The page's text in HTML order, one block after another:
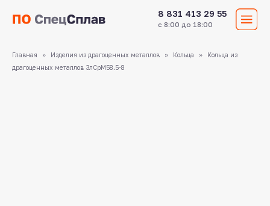
8 831 413 29 55
Главная Изделия из драгоценных металлов Кольца
Кольца из
драгоценных металлов ЗлСрМ58.5-8